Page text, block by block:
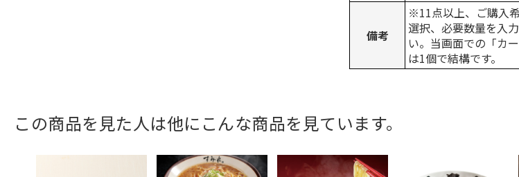
備考
※11点以上、ご購入
選択、必要数量を入
い。当画面での「カ
は1個で結構です。
この商品を見た人は他にこんな商品を見ています。